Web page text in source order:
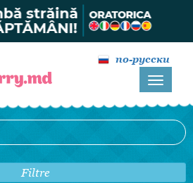
по-русски
Filtre